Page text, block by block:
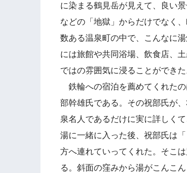
に染まる鶴見岳が見えて、良い
などの「地獄」からだけでなく
数ある温泉町の中で、こんなに
には旅館や共同浴場、飲食店、
ではの雰囲気に浸ることができた
鉄輪への宿泊を薦めてくれた
部幹雄氏である。その祝部氏が
泉名人であるだけに実に詳しく
湯に一緒に入った後、祝部氏は
方へ連れていってくれた。そこ
る。斜面の窪みから湯がこんこ